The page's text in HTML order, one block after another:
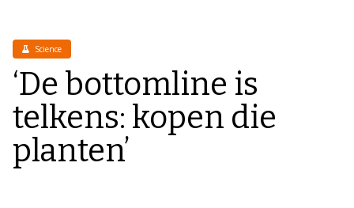
Science
‘De bottomline is
telkens: kopen die
planten’